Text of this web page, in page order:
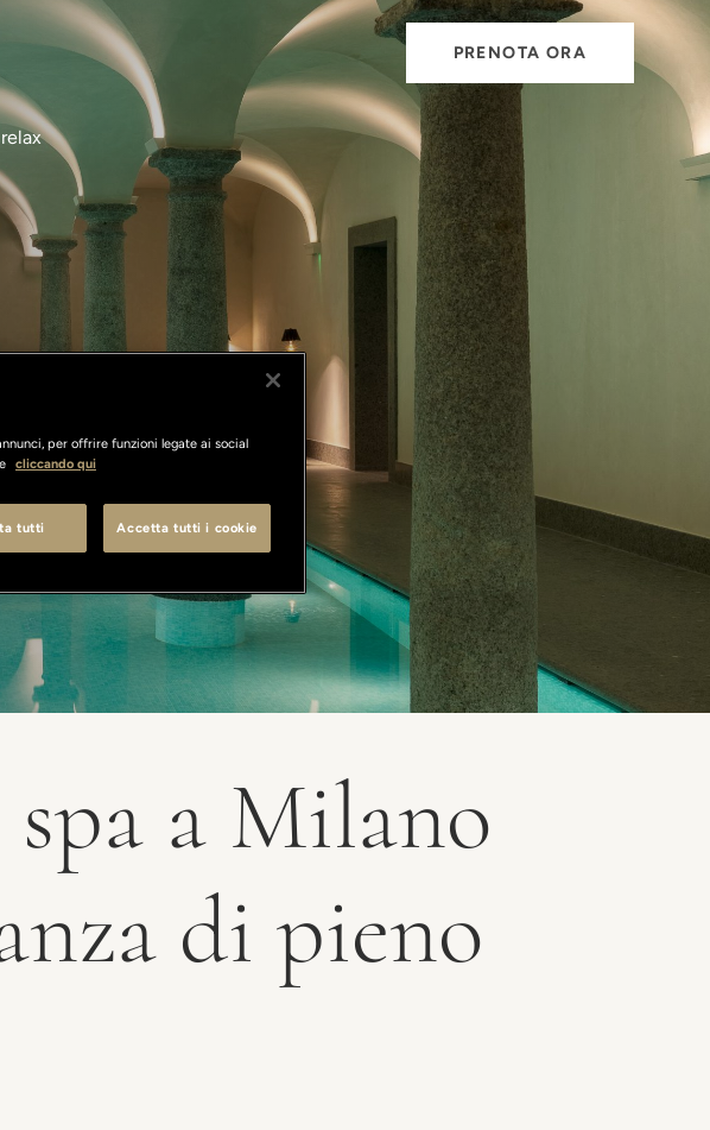
PRENOTA ORA
spa a Milano
di pieno
per offrire funzioni legate ai social
cliccando qui
tutti Accetta tutti i cookie